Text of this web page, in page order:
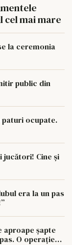
cel mai mare
la ceremonia
public din
paturi ocupate.
jucători! Cine și
era la un pas
aproape șapte
O operație